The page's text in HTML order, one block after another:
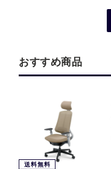
おすすめ商品
送料無料